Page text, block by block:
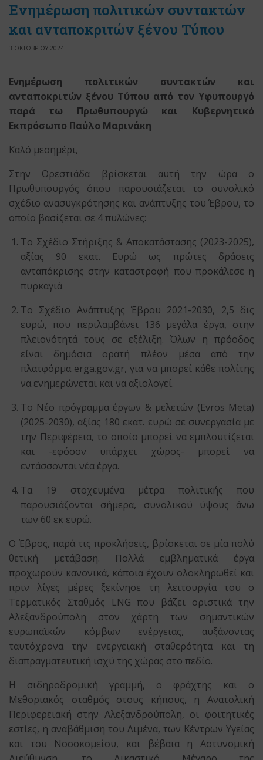
Ενημέρωση πολιτικών συντακτών
και ανταποκριτών ξένου Τύπου
3 ΟΚΤΩΒΡΙΟΥ 2024
Ενημέρωση πολιτικών συντακτών και
ανταποκριτών ξένου Τύπου από τον Υφυπουργό
παρά τω Πρωθυπουργώ και Κυβερνητικό
Εκπρόσωπο Παύλο Μαρινάκη
Καλό μεσημέρι,
Στην Ορεστιάδα βρίσκεται αυτή την ώρα ο
Πρωθυπουργός όπου παρουσιάζεται το συνολικό
σχέδιο ανασυγκρότησης και ανάπτυξης του Έβρου, το
οποίο βασίζεται σε 4 πυλώνες:
Το Σχέδιο Στήριξης & Αποκατάστασης (2023-2025),
αξίας 90 εκατ. Ευρώ ως πρώτες δράσεις
ανταπόκρισης στην καταστροφή που προκάλεσε η
πυρκαγιά
Το Σχέδιο Ανάπτυξης Έβρου 2021-2030, 2,5 δις
ευρώ, που περιλαμβάνει 136 μεγάλα έργα, στην
πλειονότητά τους σε εξέλιξη. Όλων η πρόοδος
είναι δημόσια ορατή πλέον μέσα από την
πλατφόρμα erga.gov.gr, για να μπορεί κάθε πολίτης
να ενημερώνεται και να αξιολογεί.
Το Νέο πρόγραμμα έργων & μελετών (Evros Meta)
(2025-2030), αξίας 180 εκατ. ευρώ σε συνεργασία με
την Περιφέρεια, το οποίο μπορεί να εμπλουτίζεται
και -εφόσον υπάρχει χώρος- μπορεί να
εντάσσονται νέα έργα.
Τα 19 στοχευμένα μέτρα πολιτικής που
παρουσιάζονται σήμερα, συνολικού ύψους άνω
των 60 εκ ευρώ.
Ο Έβρος, παρά τις προκλήσεις, βρίσκεται σε μία πολύ
θετική μετάβαση. Πολλά εμβληματικά έργα
προχωρούν κανονικά, κάποια έχουν ολοκληρωθεί και
πριν λίγες μέρες ξεκίνησε τη λειτουργία του ο
Τερματικός Σταθμός LNG που βάζει οριστικά την
Αλεξανδρούπολη στον χάρτη των σημαντικών
ευρωπαϊκών κόμβων ενέργειας, αυξάνοντας
ταυτόχρονα την ενεργειακή σταθερότητα και τη
διαπραγματευτική ισχύ της χώρας στο πεδίο.
Η σιδηροδρομική γραμμή, ο φράχτης και ο
Μεθοριακός σταθμός στους κήπους, η Ανατολική
Περιφερειακή στην Αλεξανδρούπολη, οι φοιτητικές
εστίες, η αναβάθμιση του Λιμένα, των Κέντρων Υγείας
και του Νοσοκομείου, και βέβαια η Αστυνομική